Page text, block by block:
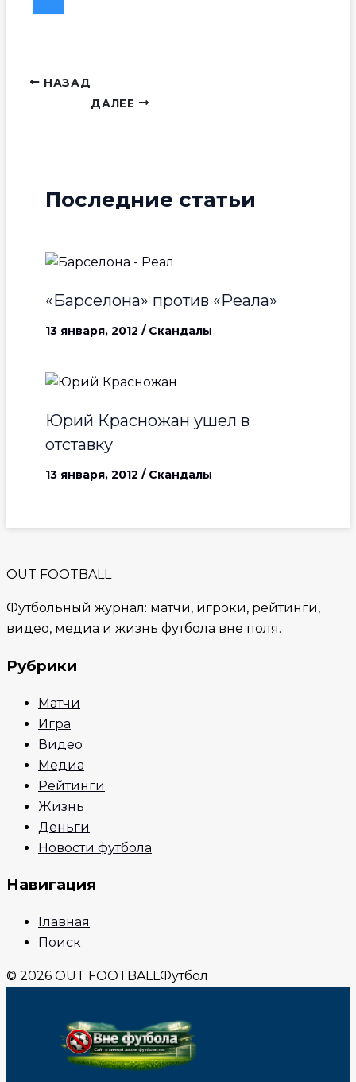
НАЗАД
ДАЛЕЕ
Последние статьи
«Барселона» против «Реала»
13 января, 2012 / Скандалы
Юрий Красножан ушел в
отставку
13 января, 2012 / Скандалы
OUT FOOTBALL
Футбольный журнал: матчи, игроки, рейтинги,
видео, медиа и жизнь футбола вне поля.
Рубрики
Матчи
Игра
Видео
Медиа
Рейтинги
Жизнь
Деньги
Новости футбола
Навигация
Главная
Поиск
© 2026 OUT FOOTBALLФутбол